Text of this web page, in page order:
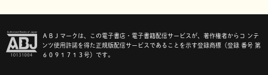
ＡＢＪマークは、この電子書店・電子書籍配信サービスが、著作権者からコ ンテ
ンツ使用許諾を得た正規版配信サービスであることを示す登録商標（登録 番号 第
６０９１７１３号）です。